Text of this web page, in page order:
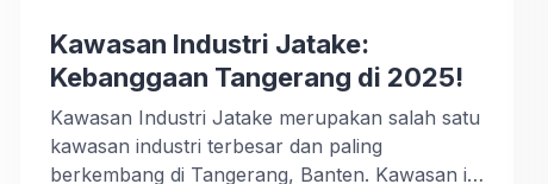
Kawasan Industri Jatake:
Kebanggaan Tangerang di 2025!
Kawasan Industri Jatake merupakan salah satu
kawasan industri terbesar dan paling
berkembang di Tangerang, Banten. Kawasan ini